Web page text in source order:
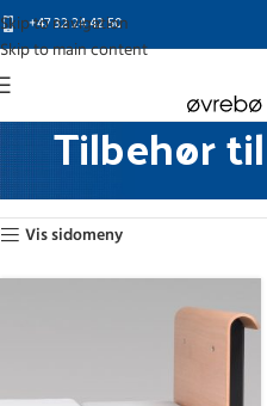
Skip to navigation
Skip to main content
+47 32 24 42 50
Tilbehør
Vis sidomeny